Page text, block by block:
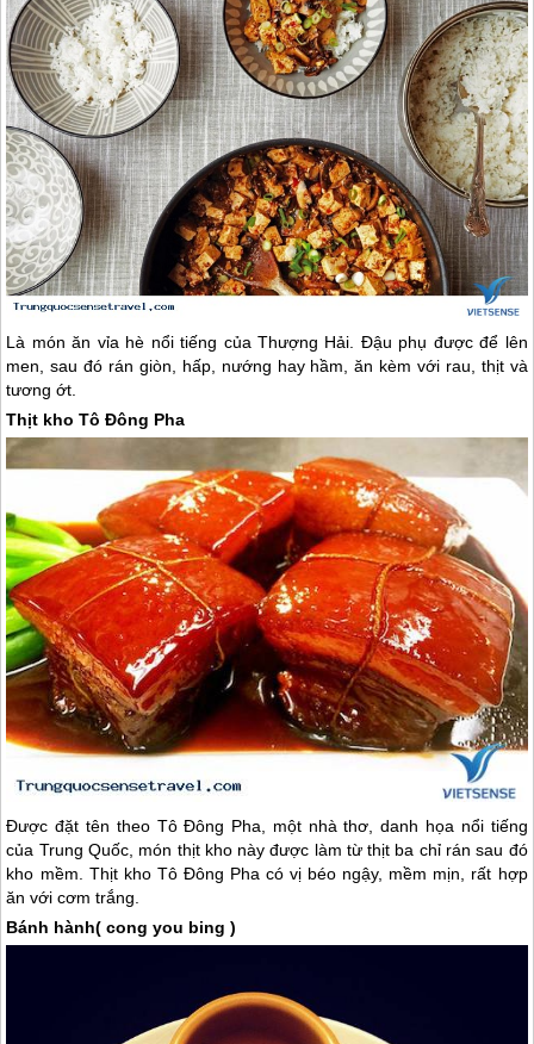
Là món ăn vỉa hè nổi tiếng của Thượng Hải. Đậu phụ được để lên
men, sau đó rán giòn, hấp, nướng hay hầm, ăn kèm với rau, thịt và
tương ớt.
Thịt kho Tô Đông Pha
Được đặt tên theo Tô Đông Pha, một nhà thơ, danh họa nổi tiếng
của Trung Quốc , món thịt kho này được làm từ thịt ba chỉ rán sau đó
kho mềm. Thịt kho Tô Đông Pha có vị béo ngậy, mềm mịn, rất hợp
ăn với cơm trắng.
Bánh hành( cong you bing )